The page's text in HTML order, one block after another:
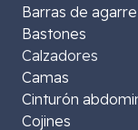
Barras de agarre
Bastones
Calzadores
Camas
Cinturón
Cojines